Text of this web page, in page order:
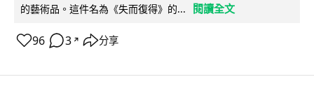
的藝術品。這件名為《失而復得》的...
閱讀全文
96 3 ↗ 分享